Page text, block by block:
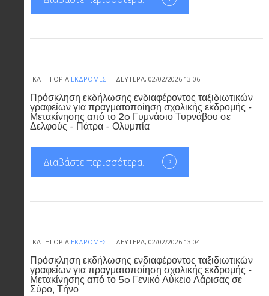
ΚΑΤΗΓΟΡΊΑ ΕΚΔΡΟΜΈΣ ΔΕΥΤΈΡΑ, 02/02/2026 13:06
Πρόσκληση εκδήλωσης ενδιαφέροντος ταξιδιωτικών
γραφείων για πραγματοποίηση σχολικής εκδρομής -
Μετακίνησης από το 2o Γυμνάσιο Τυρνάβου σε
Δελφούς - Πάτρα - Ολυμπία
Διαβάστε περισσότερα...
ΚΑΤΗΓΟΡΊΑ ΕΚΔΡΟΜΈΣ ΔΕΥΤΈΡΑ, 02/02/2026 13:04
Πρόσκληση εκδήλωσης ενδιαφέροντος ταξιδιωτικών
γραφείων για πραγματοποίηση σχολικής εκδρομής -
Μετακίνησης από το 5o Γενικό Λύκειο Λάρισας σε
Σύρο, Τήνο